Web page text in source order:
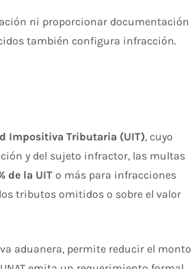
ni proporcionar documentación
también configura infracción.
Impositiva Tributaria (UIT), cuyo
y del sujeto infractor, las multas
de la UIT o más para infracciones
tributos omitidos o sobre el valor
aduanera, permite reducir el monto